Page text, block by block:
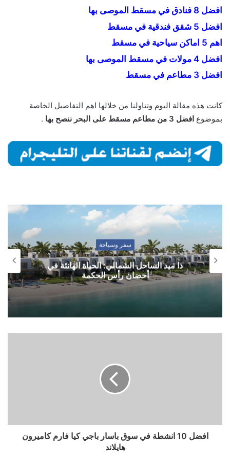
افضل 8 فنادق في مسقط الموصى بها
افضل 5 شقق فندقية في مسقط
اهم 5 اماكن سياحية في مسقط
افضل 4 مولات في مسقط الموصى بها
افضل 3 مطاعم في مسقط
كانت هذه مقالة اليوم وتناولنا من خلالها اهم التفاصيل الخاصة
بموضوع افضل 3 من مطاعم مسقط على البحر ننصح بها .
سفر وسياحة
ذا ميد الساحل الشمالي: الحياة الهانئة في
أحضان رأس الحكمة
افضل 10 انشطة في سوق باسار باجي كيا فارم كاميرون
هايلاند